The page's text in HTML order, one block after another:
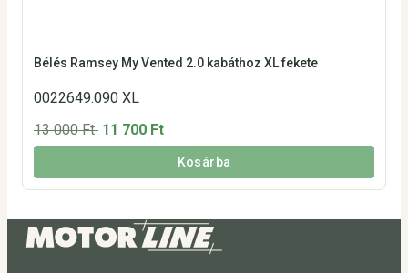
Bélés Ramsey My Vented 2.0 kabáthoz XL fekete
0022649.090 XL
13 000 Ft 11 700 Ft
Kosárba